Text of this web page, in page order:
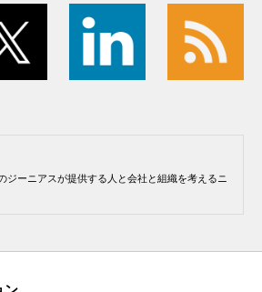
ジーニアスが提供する人と会社と組織を考えるニ